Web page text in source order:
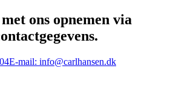
ons opnemen via
E-mail: info@carlhansen.dk